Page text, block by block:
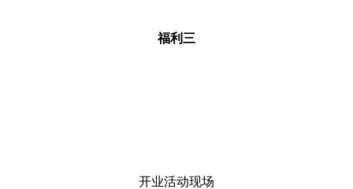
福利三
开业活动现场